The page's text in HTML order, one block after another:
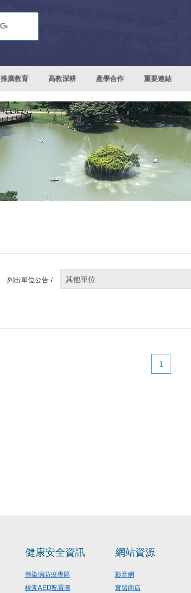
推廣教育 高教深耕 產學合作 重要連結
列出單位公告 / 其他單位
1
健康安全資訊
傳染病防疫專區
校園AED配置圖
網站資源
影音網
實習商店